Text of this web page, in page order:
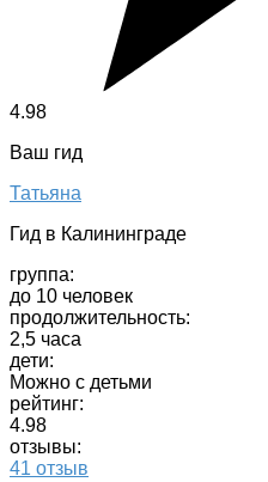
4.98
Ваш гид
Татьяна
Гид в Калининграде
группа:
до 10 человек
продолжительность:
2,5 часа
дети:
Можно с детьми
рейтинг:
4.98
отзывы:
41 отзыв